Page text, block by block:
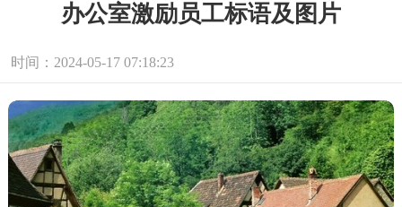
办公室激励员工标语及图片
时间：2024-05-17 07:18:23